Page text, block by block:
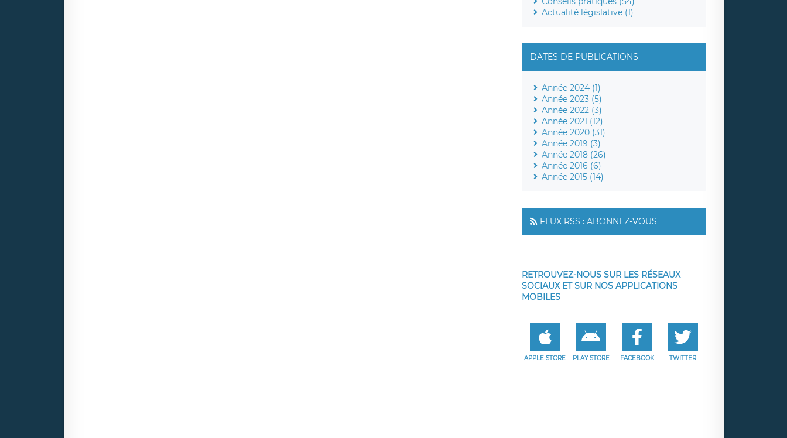
Actualité législative (1)
DATES DE PUBLICATIONS
Année 2024 (1)
Année 2023 (5)
Année 2022 (3)
Année 2021 (12)
Année 2020 (31)
Année 2019 (3)
Année 2018 (26)
Année 2016 (6)
Année 2015 (14)
FLUX RSS : ABONNEZ-VOUS
RETROUVEZ-NOUS SUR LES RÉSEAUX
SOCIAUX ET SUR NOS APPLICATIONS
MOBILES
APPLE STORE PLAY STORE FACEBOOK TWITTER